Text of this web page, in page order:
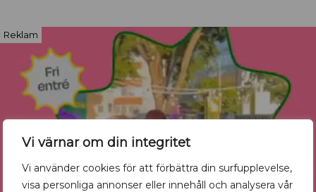
Vi värnar om din integritet
Vi använder cookies för att förbättra din surfupplevelse,
visa personliga annonser eller innehåll och analysera vår
Reklam